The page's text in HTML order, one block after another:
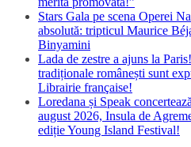
Stars Gala pe scena Operei
absolută: tripticul Maurice
Binyamini
Lada de zestre a ajuns la
tradiționale românești sunt
Librairie française!
Loredana și Speak
august 2026, Insula de
ediție Young Island Festival!